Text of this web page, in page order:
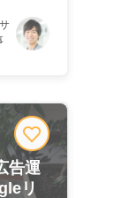
告運
リ